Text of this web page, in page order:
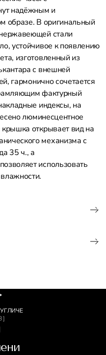
надёжным и
образе. В оригинальный
стали
устойчивое к появлению
изготовленный из
с внешней
гармонично сочетается
фактурный
индексы, на
люминесцентное
открывает вид на
механизма с
35 ч., а
использовать
]